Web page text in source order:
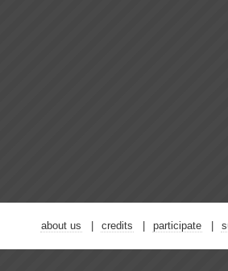
about us credits participate